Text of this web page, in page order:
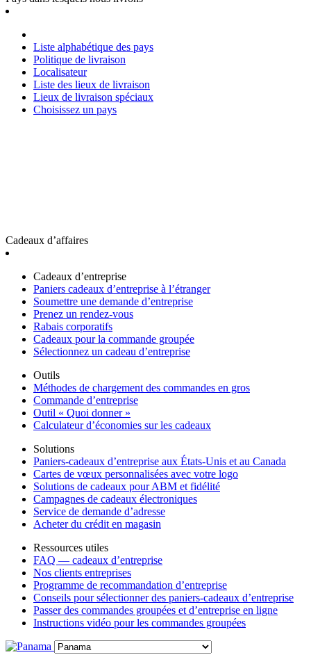
Liste alphabétique des pays
Politique de livraison
Localisateur
Liste des lieux de livraison
Lieux de livraison spéciaux
Choisissez un pays
Cadeaux d’affaires
Cadeaux d’entreprise
Paniers cadeaux d’entreprise à l’étranger
Soumettre une demande d’entreprise
Prenez un rendez-vous
Rabais corporatifs
Cadeaux pour la commande groupée
Sélectionnez un cadeau d’entreprise
Outils
Méthodes de chargement des commandes en gros
Commande d’entreprise
Outil « Quoi donner »
Calculateur d’économies sur les cadeaux
Solutions
Paniers-cadeaux d’entreprise aux États-Unis et au Canada
Cartes de vœux personnalisées avec votre logo
Solutions de cadeaux pour ABM et fidélité
Campagnes de cadeaux électroniques
Service de demande d’adresse
Acheter du crédit en magasin
Ressources utiles
FAQ — cadeaux d’entreprise
Nos clients entreprises
Programme de recommandation d’entreprise
Conseils pour sélectionner des paniers-cadeaux d’entreprise
Passer des commandes groupées et d’entreprise en ligne
Instructions vidéo pour les commandes groupées